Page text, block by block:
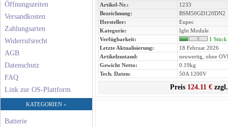
Öffnungszeiten
Versandkosten
Zahlungsarten
Widerrufsrecht
AGB
Datenschutz
FAQ
Link zur OS-Plattform
KATEGORIEN »
Batterie
Artikel-Nr.:
1233
Bezeichnung:
BSM50GD120DN2
Hersteller:
Eupec
Kategorie:
Igbt Module
Verfügbarkeit:
1
Letzte Aktualisierung:
18 Februar 2026
Artikelzustand:
neuwertig, ohne
Gewicht Netto:
0.19kg
Tech. Daten:
50A 1200V
Preis 124.11 €